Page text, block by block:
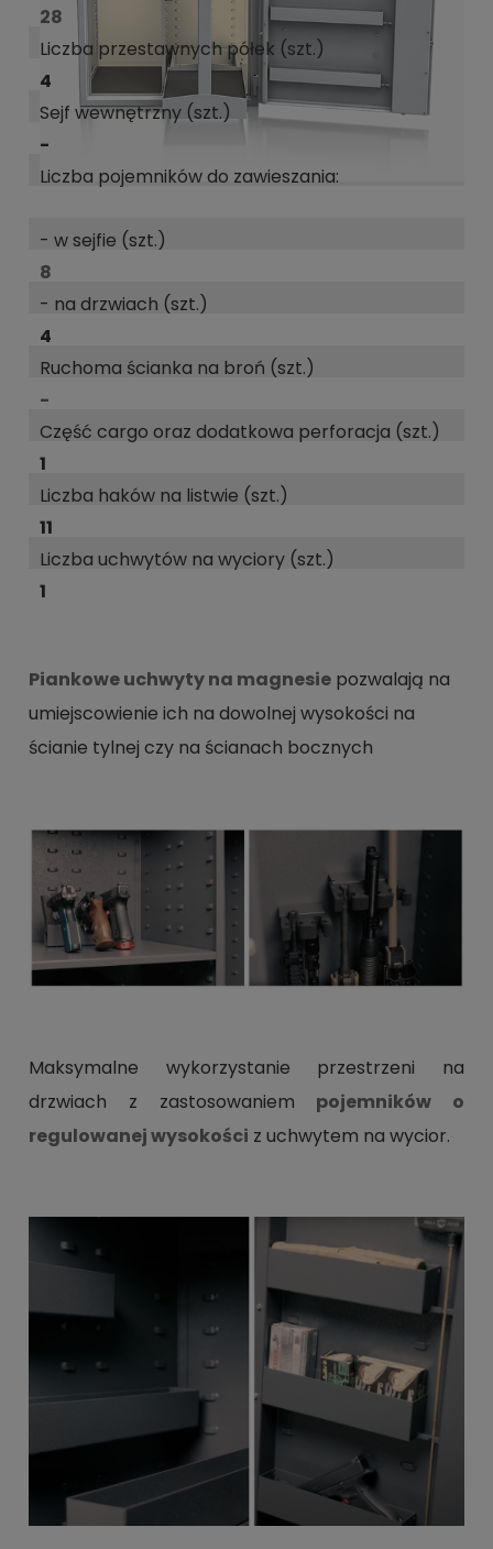
28
Liczba przestawnych półek (szt.)
4
Sejf wewnętrzny (szt.)
-
Liczba pojemników do zawieszania:
- w sejfie (szt.)
8
- na drzwiach (szt.)
4
Ruchoma ścianka na broń (szt.)
-
Część cargo oraz dodatkowa perforacja (szt.)
1
Liczba haków na listwie (szt.)
11
Liczba uchwytów na wyciory (szt.)
1
Piankowe uchwyty na magnesie pozwalają na
umiejscowienie ich na dowolnej wysokości na
ścianie tylnej czy na ścianach bocznych
Maksymalne wykorzystanie przestrzeni na
drzwiach z zastosowaniem pojemników o
regulowanej wysokości z uchwytem na wycior.